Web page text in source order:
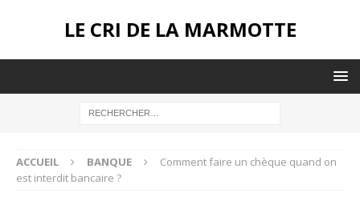
LE CRI DE LA MARMOTTE
ACCUEIL BANQUE
Comment faire un chèque quand on
est interdit bancaire ?